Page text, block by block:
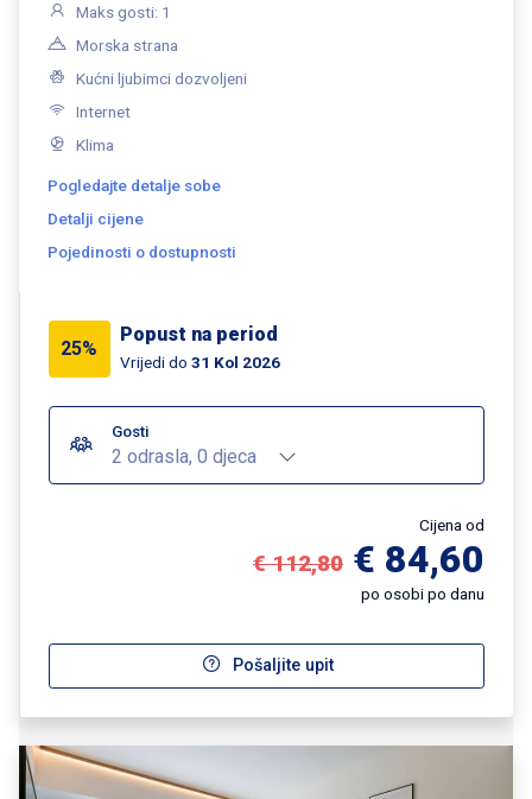
Maks gosti: 1
Morska strana
Kućni ljubimci dozvoljeni
Internet
Klima
Pogledajte detalje sobe
Detalji cijene
Pojedinosti o dostupnosti
25%
Popust na period
Vrijedi do 31 Kol 2026
Gosti
2 odrasla, 0 djeca
Cijena od
€ 112,80 € 84,60
po osobi po danu
Pošaljite upit